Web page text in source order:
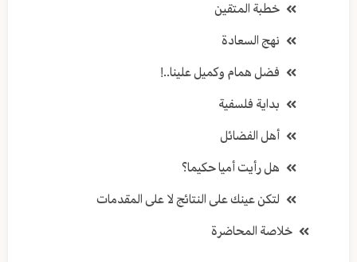
خطبة المتقين
نهج السعادة
فضل همام وكميل علينا..!
بداية فلسفية
أهل الفضائل
هل رأيت أميا حكيما؟
لتكن عينك على النتائج لا على المقدمات
خلاصة المحاضرة